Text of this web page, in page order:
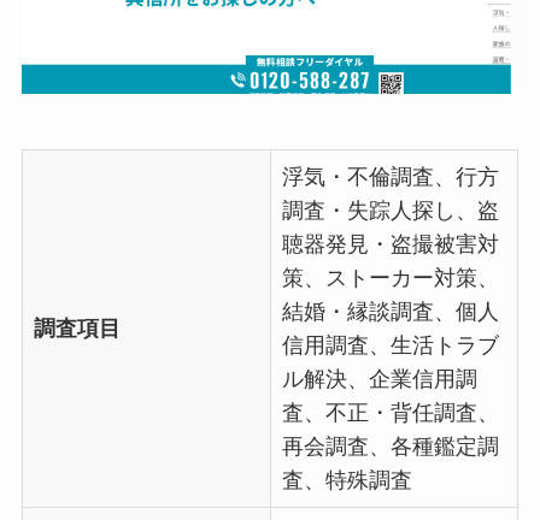
調査項目
浮気・不倫調査、行方
調査・失踪人探し、盗
聴器発見・盗撮被害対
策、ストーカー対策、
結婚・縁談調査、個人
信用調査、生活トラブ
ル解決、企業信用調
査、不正・背任調査、
再会調査、各種鑑定調
査、特殊調査